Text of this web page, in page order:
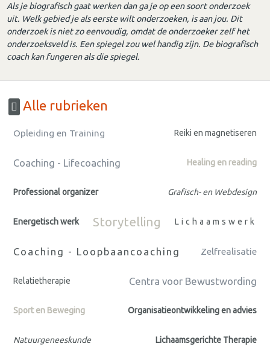
Als je biografisch gaat werken dan ga je op een soort onderzoek
uit. Welk gebied je als eerste wilt onderzoeken, is aan jou. Dit
onderzoek is niet zo eenvoudig, omdat de onderzoeker zelf het
onderzoeksveld is. Een spiegel zou wel handig zijn. De biografisch
coach kan fungeren als die spiegel.
Alle rubrieken
Opleiding en Training Reiki en magnetiseren
Coaching - Lifecoaching Healing en reading
Professional organizer Grafisch- en Webdesign
Energetisch werk Storytelling Lichaamswerk
Coaching - Loopbaancoaching Zelfrealisatie
Relatietherapie Centra voor Bewustwording
Sport en Beweging Organisatieontwikkeling en advies
Natuurgeneeskunde Lichaamsgerichte Therapie